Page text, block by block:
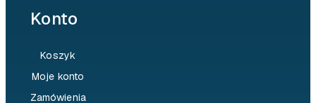
Konto
Koszyk
Moje konto
Zamówienia